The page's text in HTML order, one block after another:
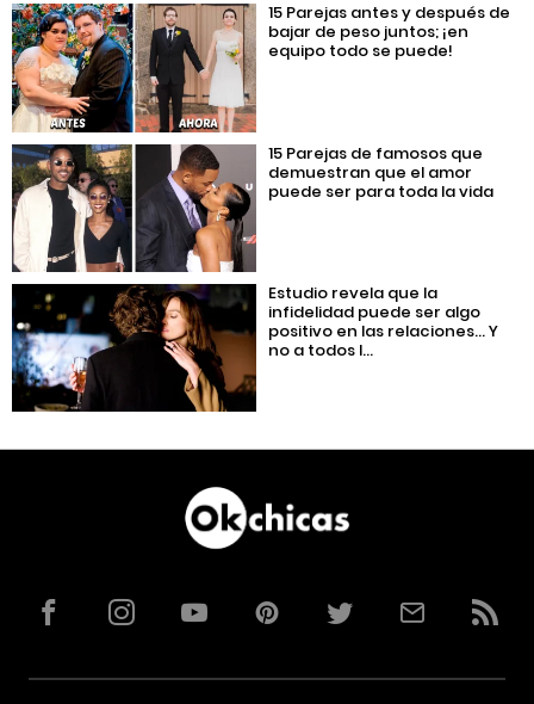
15 Parejas antes y después de
bajar de peso juntos; ¡en
equipo todo se puede!
15 Parejas de famosos que
demuestran que el amor
puede ser para toda la vida
Estudio revela que la
infidelidad puede ser algo
positivo en las relaciones… Y
no a todos l...
FacebookInstagramYouTubePinterestTwitterCorreoRSS